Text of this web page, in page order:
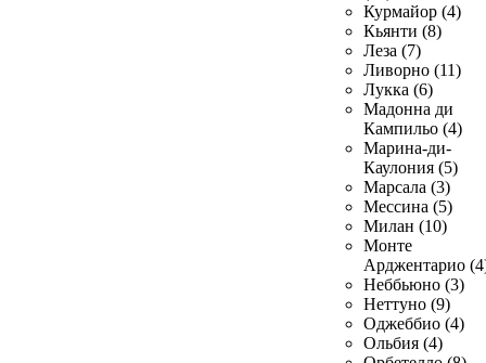
Курмайор (4)
Кьянти (8)
Леза (7)
Ливорно (11)
Лукка (6)
Мадонна ди
Кампильо (4)
Марина-ди-
Каулония (5)
Марсала (3)
Мессина (5)
Милан (10)
Монте
Арджентарио
Неббьюно (3)
Неттуно (9)
Оджеббио (4)
Ольбия (4)